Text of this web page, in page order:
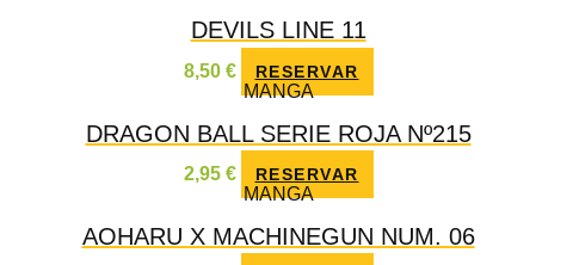
DEVILS LINE 11
8,50 € RESERVAR
MANGA
DRAGON BALL SERIE ROJA Nº215
2,95 € RESERVAR
MANGA
AOHARU X MACHINEGUN NUM. 06